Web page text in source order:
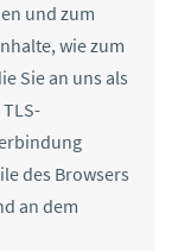
und zum
wie zum
Sie an uns als
des Browsers
an dem